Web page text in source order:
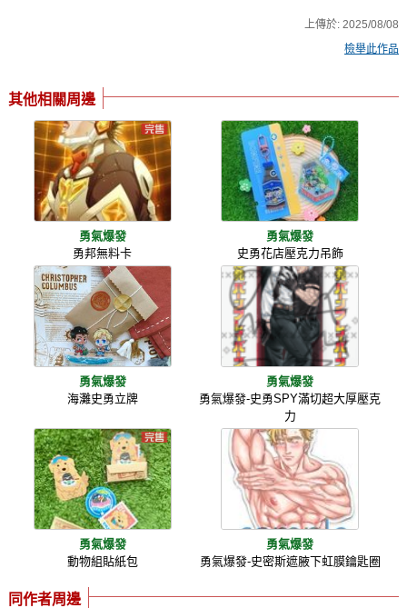
上傳於:2025/08/08
檢舉此作品
其他相關周邊
勇氣爆發
勇邦無料卡
勇氣爆發
史勇花店壓克力吊飾
勇氣爆發
海灘史勇立牌
勇氣爆發
勇氣爆發-史勇SPY滿切超大厚壓克
力
勇氣爆發
動物組貼紙包
勇氣爆發
勇氣爆發-史密斯遮腋下虹膜鑰匙圈
同作者周邊